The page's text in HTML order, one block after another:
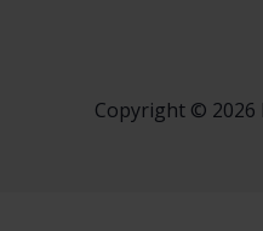
Copyright © 2026